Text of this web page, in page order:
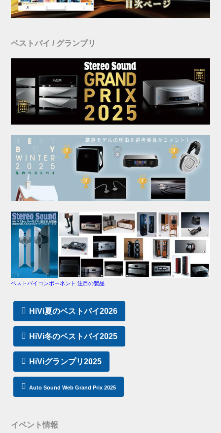
ベストバイ / グランプリ
ベストバイコンポーネント 注目の製品
HiVi夏のベストバイ2026
HiVi冬のベストバイ2025
HiViグランプリ2025
Auto Sound Web Grand Prix 2025
イベント情報